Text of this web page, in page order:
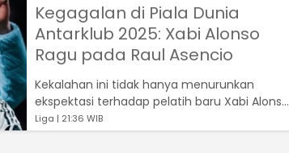
Kegagalan di Piala Dunia
Antarklub 2025: Xabi Alonso
Ragu pada Raul Asencio
Kekalahan ini tidak hanya menurunkan
ekspektasi terhadap pelatih baru Xabi Alonso,
tetapi juga memunculkan sorotan tajam...
Liga | 21:36 WIB